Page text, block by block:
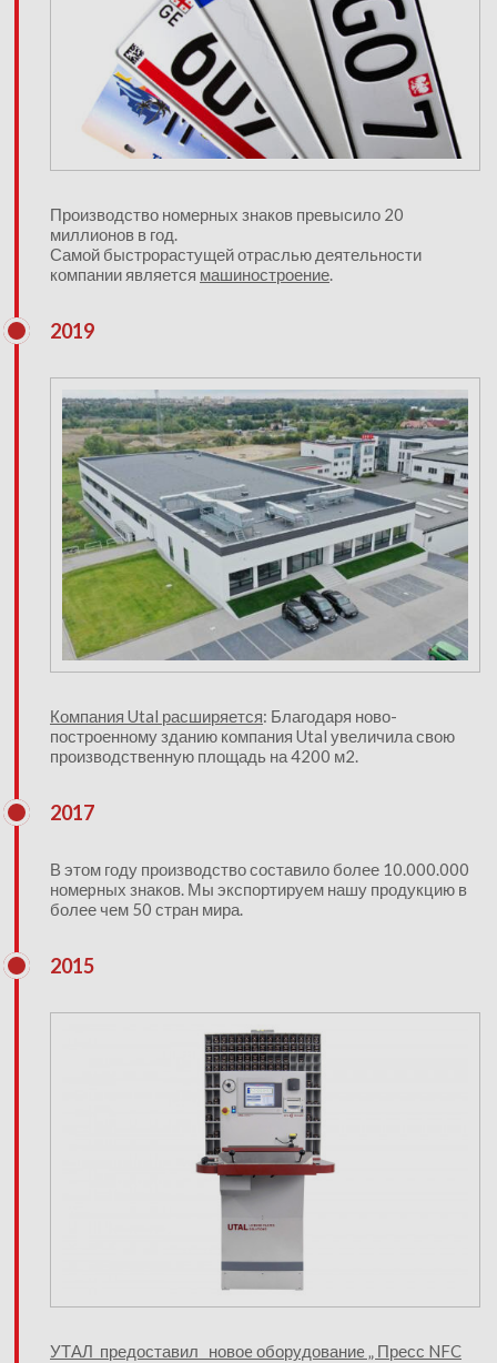
Производство номерных знаков превысило 20
миллионов в год.
Самой быстрорастущей отраслью деятельности
компании является машиностроение
2019
Компания Utal расширяется: Благодаря ново-
построенному зданию компания Utal увеличила свою
производственную площадь на 4200 м2.
2017
В этом году производство составило более 10.000.000
номеpных знаков. Мы экспортируем нашу продукцию в
более чем 50 стран мира.
2015
УТАЛ предоставил новоe оборудованиe „ Пресс NFC